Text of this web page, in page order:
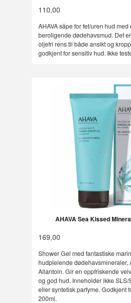
110,00
AHAVA såpe for fet/uren hud
beroligende dødehavsmud. Det
oljefri rens til både ansikt og
godkjent for sensitiv hud. Ikke
AHAVA Sea Kissed
169,00
Shower Gel med fantastiske
hudpleiende dødehavsmineraler,
Allantoin. Gir en oppfriskende
og god hud. Inneholder ikke SLS/
eller syntetisk parfyme. Godkjent
200ml.